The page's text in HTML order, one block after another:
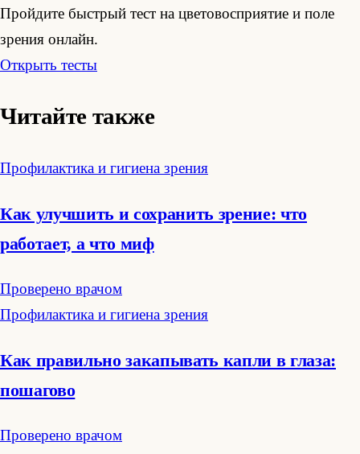
Пройдите быстрый тест на цветовосприятие и поле
зрения онлайн.
Открыть тесты
Читайте также
Профилактика и гигиена зрения
Как улучшить и сохранить зрение: что
работает, а что миф
Проверено врачом
Профилактика и гигиена зрения
Как правильно закапывать капли в глаза:
пошагово
Проверено врачом